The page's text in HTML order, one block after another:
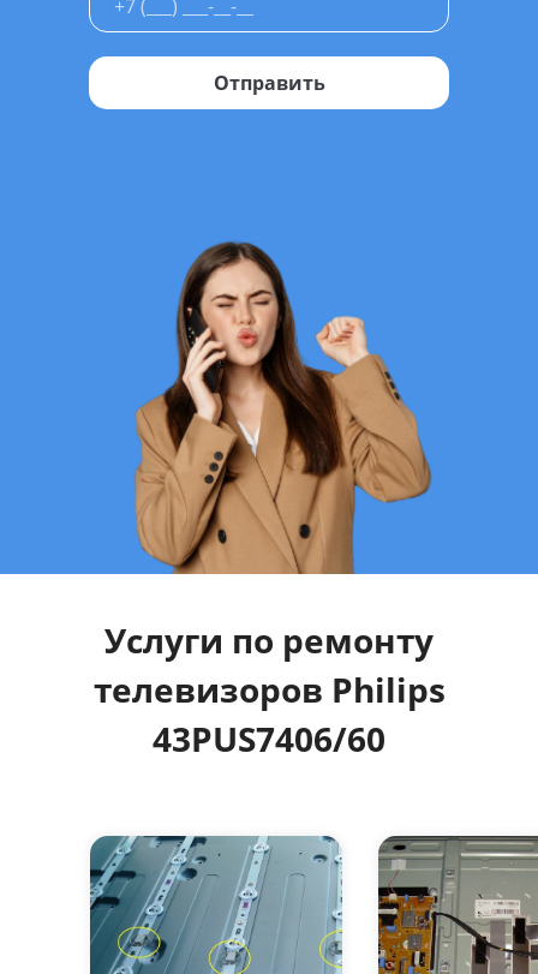
Отправить
Услуги по ремонту
телевизоров Philips
43PUS7406/60